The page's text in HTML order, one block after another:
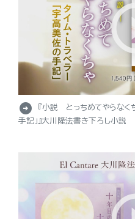
arrow_circle_right
『小説 とっちめてやらなく
手記」』大川隆法書き下ろし小説